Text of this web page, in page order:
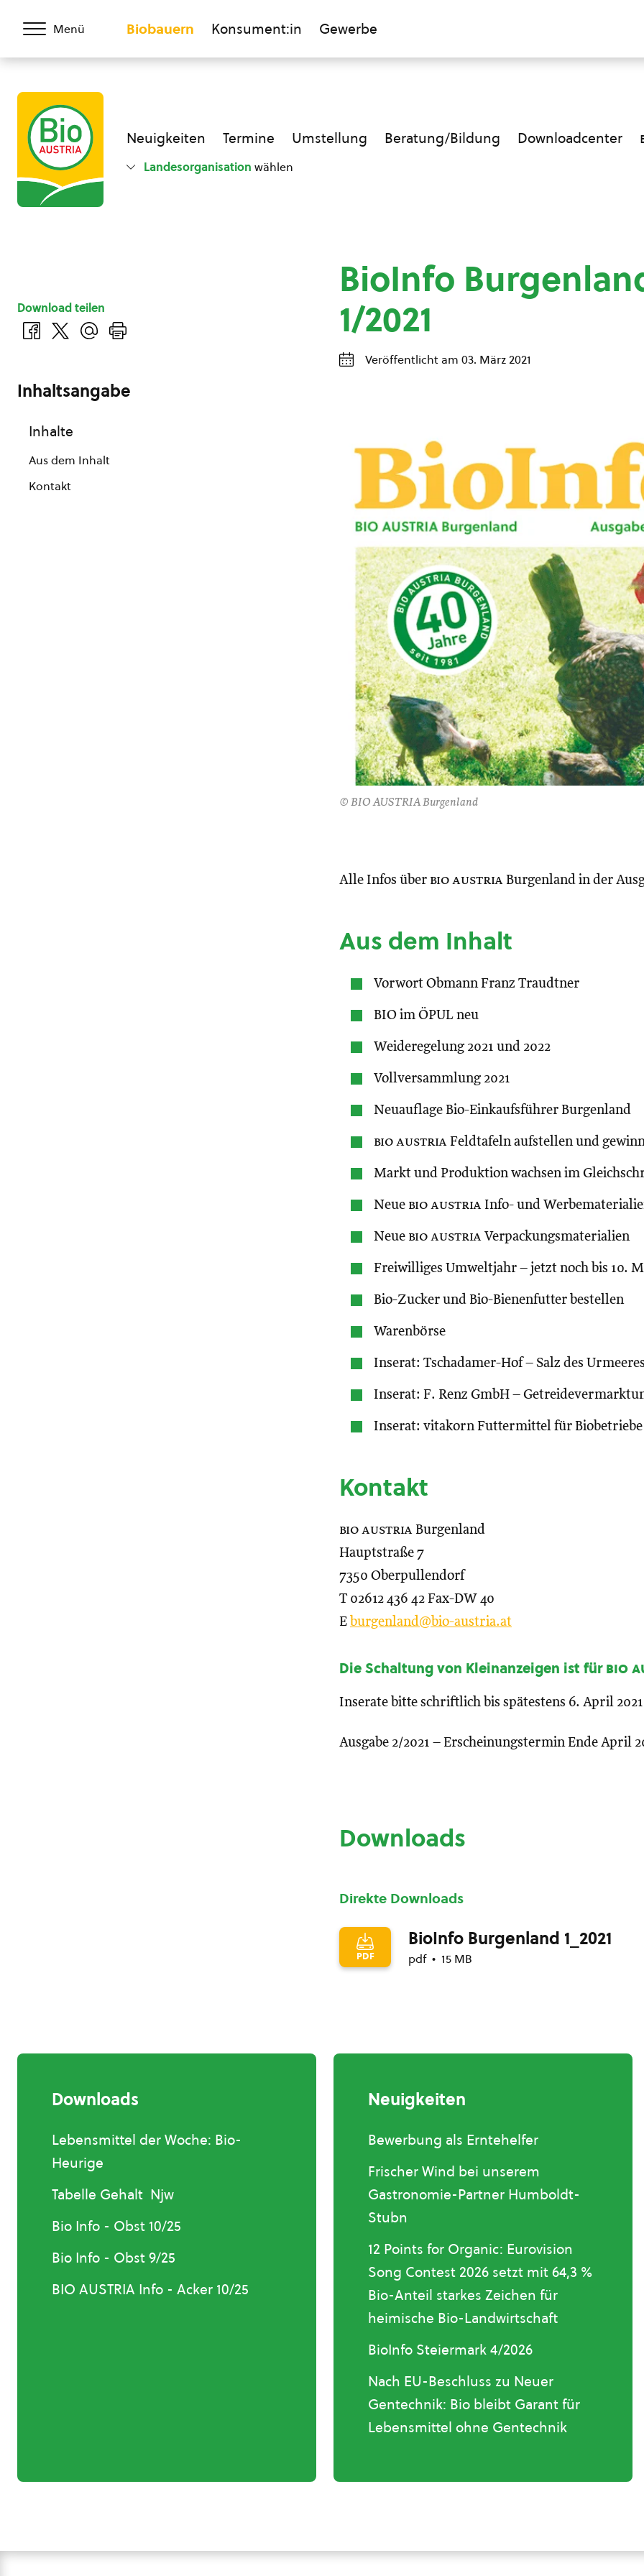
Menü Biobauern Konsument:in Gewerbe
Neuigkeiten Termine Umstellung Beratung/Bildung Downloadcenter
Landesorganisation wählen
BioInfo
1/2021
Veröffentlicht am 03. März 2021
© BIO AUSTRIA Burgenland
Alle Infos über bio austria Burgenland in der
Aus dem Inhalt
Vorwort Obmann Franz Traudtner
BIO im ÖPUL neu
Weideregelung 2021 und 2022
Vollversammlung 2021
Neuauflage Bio-Einkaufsführer Burgenland
bio austria Feldtafeln aufstellen und
Markt und Produktion wachsen im
Neue bio austria Info- und
Neue bio austria Verpackungsmaterialien
Freiwilliges Umweltjahr – jetzt noch bis 10.
Bio-Zucker und Bio-Bienenfutter bestellen
Warenbörse
Inserat: Tschadamer-Hof – Salz des
Inserat: F. Renz GmbH –
Inserat: vitakorn Futtermittel für Biobetriebe
Kontakt
bio austria Burgenland
Hauptstraße 7
7350 Oberpullendorf
T 02612 436 42 Fax-DW 40
E burgenland@bio-austria.at
Die Schaltung von Kleinanzeigen ist fürbio
Inserate bitte schriftlich bis spätestens 6. April
Ausgabe 2/2021 – Erscheinungstermin Ende April
Downloads
Direkte Downloads
PDF
BioInfo Burgenland 1_2021
pdf 15 MB
Download teilen
Inhaltsangabe
Inhalte
Aus dem Inhalt
Kontakt
Downloads
Lebensmittel der Woche: Bio-
Heurige
Tabelle Gehalt Njw
Bio Info - Obst 10/25
Bio Info - Obst 9/25
BIO AUSTRIA Info - Acker 10/25
Neuigkeiten
Bewerbung als Erntehelfer
Frischer Wind bei unserem
Gastronomie-Partner Humboldt-
Stubn
12 Points for Organic: Eurovision
Song Contest 2026 setzt mit 64,3 %
Bio-Anteil starkes Zeichen für
heimische Bio-Landwirtschaft
BioInfo Steiermark 4/2026
Nach EU-Beschluss zu Neuer
Gentechnik: Bio bleibt Garant für
Lebensmittel ohne Gentechnik